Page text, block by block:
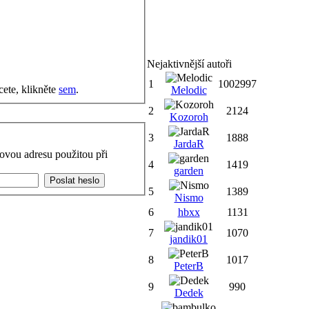
klikněte sem.
adresu použitou při
Nejaktivnější autoři
1
Melodic
1002997
2
Kozoroh
2124
3
JardaR
1888
4
garden
1419
5
Nismo
1389
6
hbxx
1131
7
jandik01
1070
8
PeterB
1017
9
Dedek
990